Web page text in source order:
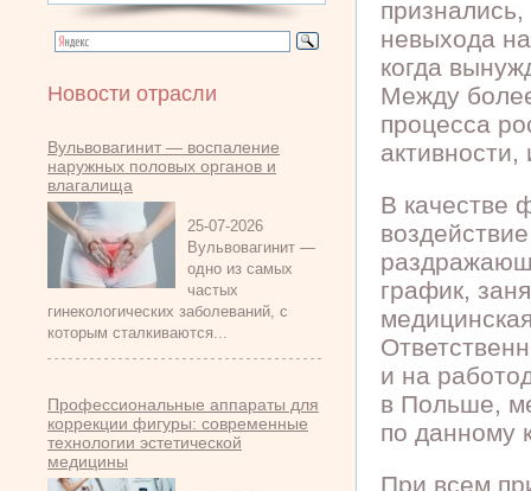
Новости отрасли
Вульвовагинит — воспаление
наружных половых органов и
влагалища
25-07-2026
Вульвовагинит —
одно из самых
частых
гинекологических заболеваний, с
которым сталкиваются...
Профессиональные аппараты для
коррекции фигуры: современные
технологии эстетической
медицины
невыхода
когда
Между
процесса
активности,
В качестве
график,
и на
в Польше,
по данному
При всем